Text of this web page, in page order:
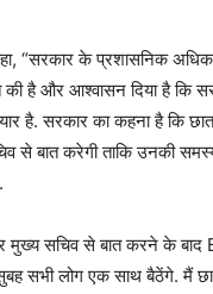
“सरकार के प्रशासनिक
की है और आश्वासन दिया है कि
है. सरकार का कहना है कि
से बात करेगी ताकि उनकी
मुख्य सचिव से बात करने के बाद
सभी लोग एक साथ बैठेंगे. मैं